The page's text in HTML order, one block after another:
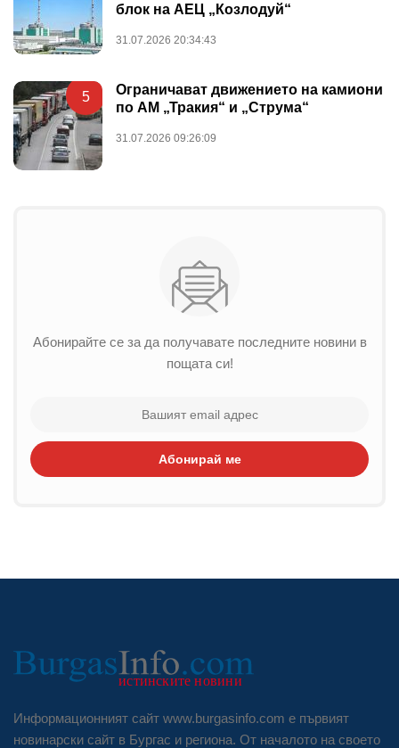
блок на АЕЦ „Козлодуй“
31.07.2026 20:34:43
5
Ограничават движението на камиони
по АМ „Тракия“ и „Струма“
31.07.2026 09:26:09
Абонирайте се за да получавате последните новини в
пощата си!
Абонирай ме
Информационният сайт www.burgasinfo.com е първият
новинарски сайт в Бургас и региона. От началото на своето